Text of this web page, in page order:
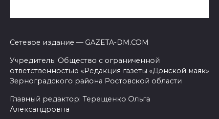
Сетевое издание — GAZETA-DM.COM
Учредитель: Общество с ограниченной
ответственностью «Редакция газеты «Донской маяк»
Зерноградского района Ростовской области
Главный редактор: Терещенко Ольга
Александровна